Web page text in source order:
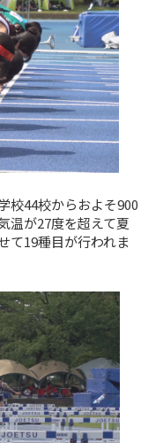
校44校からおよそ900
温が27度を超えて夏
て19種目が行われま